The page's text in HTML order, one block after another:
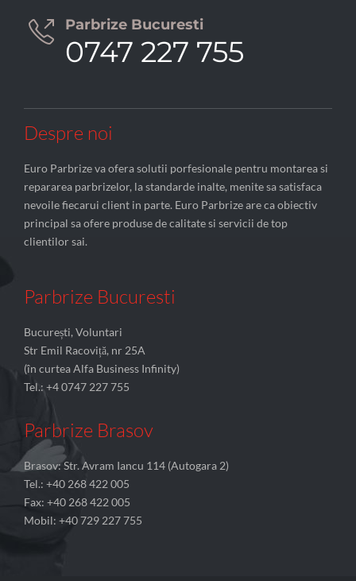
 Parbrize Bucuresti
0747 227 755
Despre noi
Euro Parbrize va ofera solutii porfesionale pentru montarea si
repararea parbrizelor, la standarde inalte, menite sa satisfaca
nevoile fiecarui client in parte. Euro Parbrize are ca obiectiv
principal sa ofere produse de calitate si servicii de top
clientilor sai.
Parbrize Bucuresti
București, Voluntari
Str Emil Racoviță, nr 25A
(în curtea Alfa Business Infinity)
Tel.: +4 0747 227 755
Parbrize Brasov
Brasov: Str. Avram Iancu 114 (Autogara 2)
Tel.: +40 268 422 005
Fax: +40 268 422 005
Mobil: +40 729 227 755